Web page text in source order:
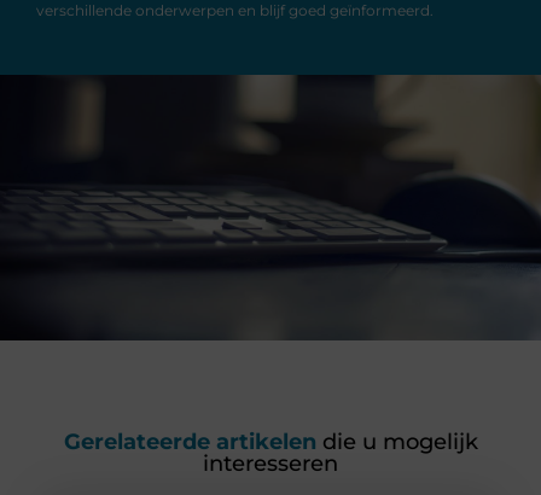
verschillende onderwerpen en blijf goed geïnformeerd.
Gerelateerde artikelen die u mogelijk
interesseren